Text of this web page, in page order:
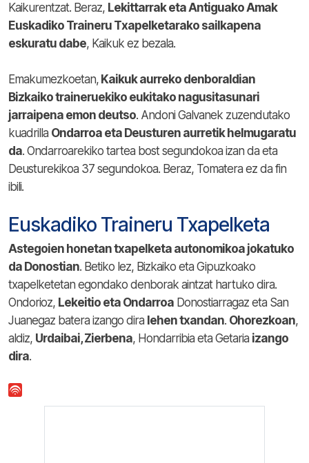
Kaikurentzat. Beraz, Lekittarrak eta Antiguako Amak
Euskadiko Traineru Txapelketarako sailkapena
eskuratu dabe, Kaikuk ez bezala.
Emakumezkoetan, Kaikuk aurreko denboraldian
Bizkaiko traineruekiko eukitako nagusitasunari
jarraipena emon deutso. Andoni Galvanek zuzendutako
kuadrilla Ondarroa eta Deusturen aurretik helmugaratu
da. Ondarroarekiko tartea bost segundokoa izan da eta
Deusturekikoa 37 segundokoa. Beraz, Tomatera ez da fin
ibili.
Euskadiko Traineru Txapelketa
Astegoien honetan txapelketa autonomikoa jokatuko
da Donostian. Betiko lez, Bizkaiko eta Gipuzkoako
txapelketetan egondako denborak aintzat hartuko dira.
Ondorioz, Lekeitio eta Ondarroa Donostiarragaz eta San
Juanegaz batera izango dira lehen txandan. Ohorezkoan,
aldiz, Urdaibai, Zierbena, Hondarribia eta Getaria izango
dira.